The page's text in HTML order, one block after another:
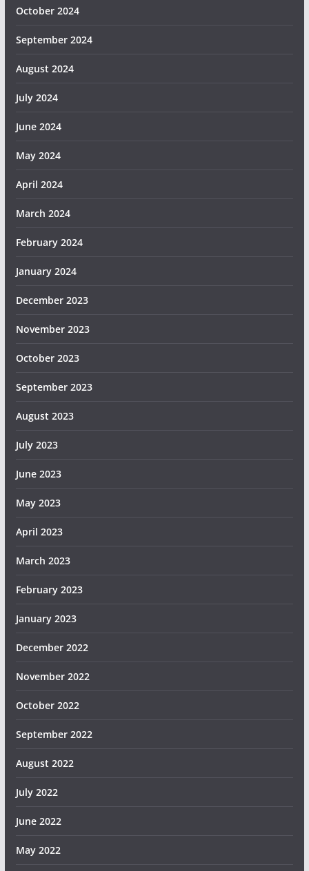
October 2024
September 2024
August 2024
July 2024
June 2024
May 2024
April 2024
March 2024
February 2024
January 2024
December 2023
November 2023
October 2023
September 2023
August 2023
July 2023
June 2023
May 2023
April 2023
March 2023
February 2023
January 2023
December 2022
November 2022
October 2022
September 2022
August 2022
July 2022
June 2022
May 2022